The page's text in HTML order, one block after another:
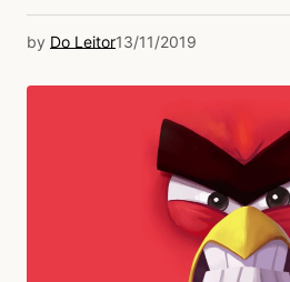
by Do Leitor13/11/2019